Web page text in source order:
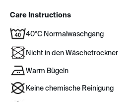
Care Instructions
40°C Normalwaschgang
Nicht in den Wäschetrockner
Warm Bügeln
Keine chemische Reinigung